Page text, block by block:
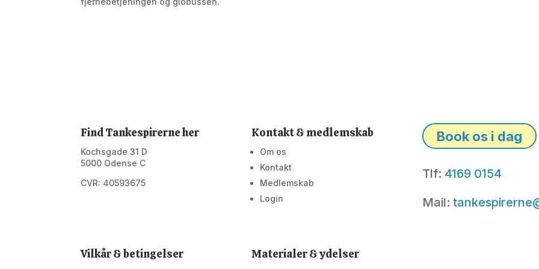
Find Tankespirerne her
Kochsgade 31 D
5000 Odense C
CVR: 40593675
Kontakt & medlemskab
Om os
Kontakt
Medlemskab
Login
Vilkår & betingelser Materialer & ydelser
Book os i dag
Tlf: 4169 0154
Mail: